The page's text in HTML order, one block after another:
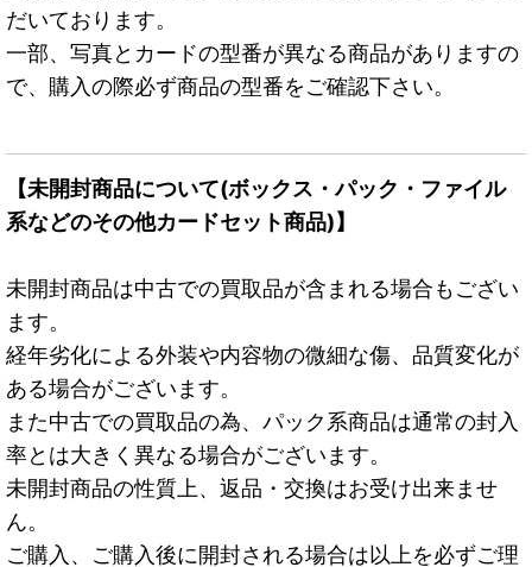
だいております。
一部、写真とカードの型番が異なる商品がありますの
で、購入の際必ず商品の型番をご確認下さい。
【未開封商品について(ボックス・パック・ファイル
系などのその他カードセット商品)】
未開封商品は中古での買取品が含まれる場合もござい
ます。
経年劣化による外装や内容物の微細な傷、品質変化が
ある場合がございます。
また中古での買取品の為、パック系商品は通常の封入
率とは大きく異なる場合がございます。
未開封商品の性質上、返品・交換はお受け出来ませ
ん。
ご購入、ご購入後に開封される場合は以上を必ずご理